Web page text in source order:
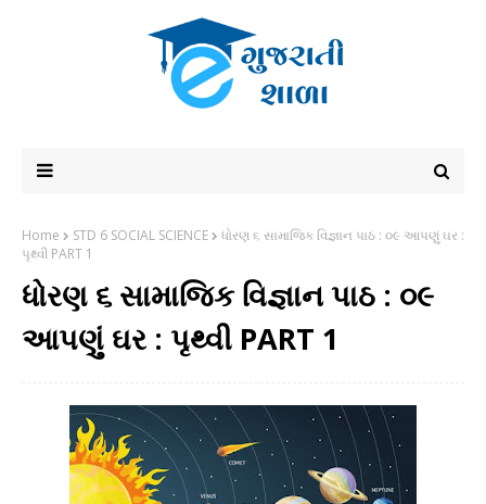
Home STD 6 SOCIAL SCIENCE
ધોરણ ૬ સામાજિક વિજ્ઞાન પાઠ : ૦૯ આપણું ઘર :
પૃથ્વી PART 1
ધોરણ ૬ સામાજિક વિજ્ઞાન પાઠ : ૦૯
આપણું ઘર : પૃથ્વી PART 1